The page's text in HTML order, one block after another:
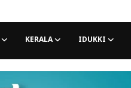
KERALA IDUKKI